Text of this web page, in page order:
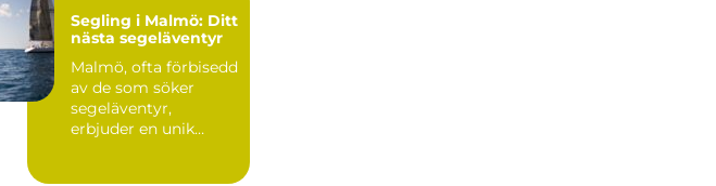
Segling i Malmö: Ditt
nästa segeläventyr
Malmö, ofta förbisedd
av de som söker
segeläventyr,
erbjuder en unik